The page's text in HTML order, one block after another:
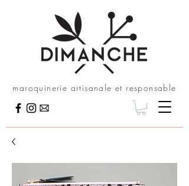
maroquinerie artisanale et responsable